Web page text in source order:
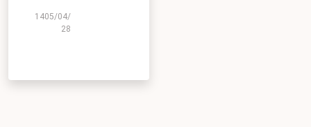
1405/04/
28